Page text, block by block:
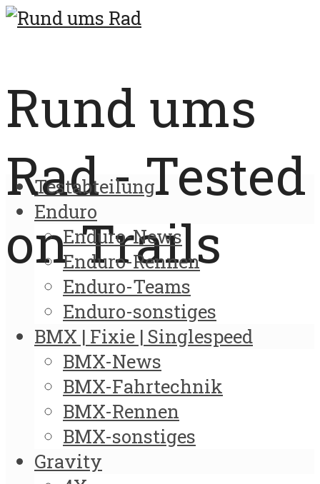
Rund ums
Rad - Tested
on Trails
Testabteilung
Enduro
Enduro-News
Enduro-Rennen
Enduro-Teams
Enduro-sonstiges
BMX | Fixie | Singlespeed
BMX-News
BMX-Fahrtechnik
BMX-Rennen
BMX-sonstiges
Gravity